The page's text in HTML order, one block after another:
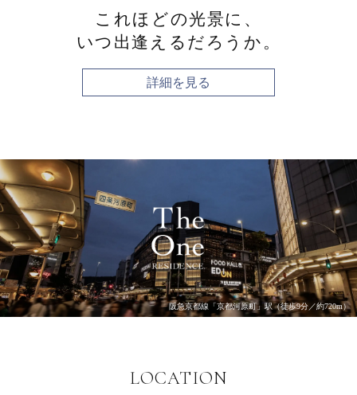
これほどの光景に、
いつ出逢えるだろうか。
詳細を見る
阪急京都線「京都河原町」駅（徒歩9分／約720m）
LOCATION